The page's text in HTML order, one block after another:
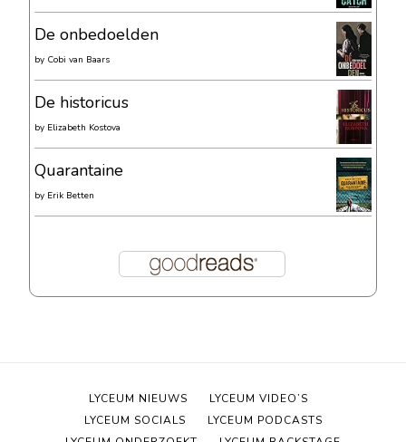
De onbedoelden
by Cobi van Baars
De historicus
by Elizabeth Kostova
Quarantaine
by Erik Betten
LYCEUM NIEUWS
LYCEUM VIDEO’S
LYCEUM SOCIALS
LYCEUM PODCASTS